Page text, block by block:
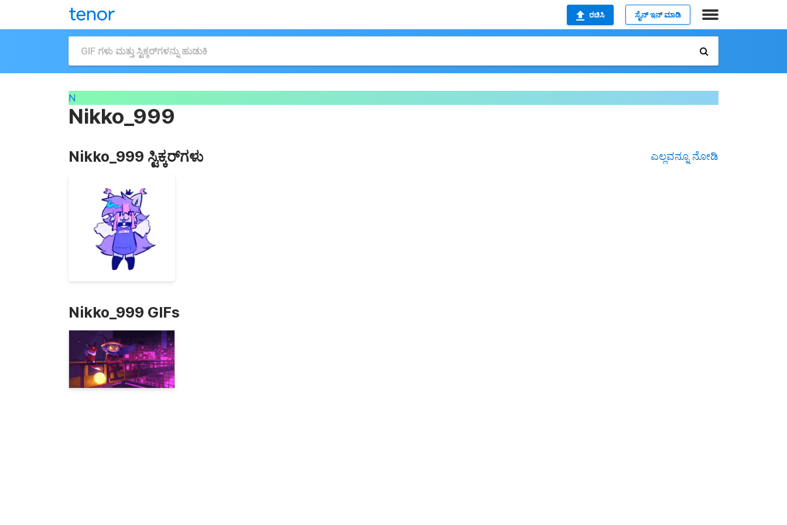
ರಚಿಸಿ ಸೈನ್ ಇನ್ ಮಾಡಿ
N
Nikko_999
Nikko_999 ಸ್ಟಿಕ್ಕರ್‌ಗಳು ಎಲ್ಲವನ್ನೂ ನೋಡಿ
Nikko_999 GIFs